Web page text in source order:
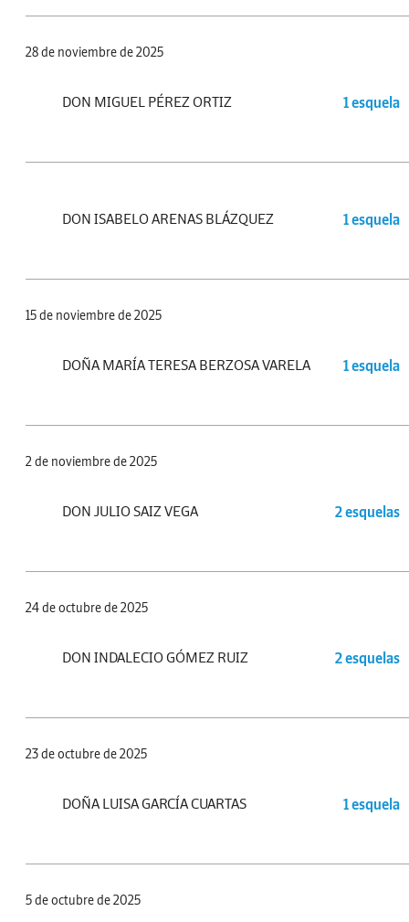
28 de noviembre de 2025
DON MIGUEL PÉREZ ORTIZ 1 esquela
DON ISABELO ARENAS BLÁZQUEZ 1 esquela
15 de noviembre de 2025
DOÑA MARÍA TERESA BERZOSA VARELA 1 esquela
2 de noviembre de 2025
DON JULIO SAIZ VEGA 2 esquelas
24 de octubre de 2025
DON INDALECIO GÓMEZ RUIZ 2 esquelas
23 de octubre de 2025
DOÑA LUISA GARCÍA CUARTAS 1 esquela
5 de octubre de 2025